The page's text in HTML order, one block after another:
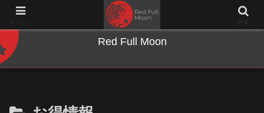
NWとキーボードのジャンク沼に沈む夜
Red Full Moon